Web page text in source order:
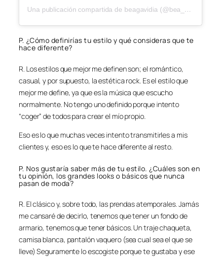
Una publicación compartida de beagavidia (@bea_personalshopper)
P. ¿Cómo definirías tu estilo y qué consideras que te
hace diferente?
R. Los estilos que mejor me definen son; el romántico,
casual, y por supuesto, la estética rock. Es el estilo que
mejor me define, ya que es la música que escucho
normalmente. No tengo uno definido porque intento
“coger” de todos para crear el mío propio.
Eso es lo que muchas veces intento transmitirles a mis
clientes y, eso es lo que te hace diferente al resto.
P. Nos gustaría saber más de tu estilo. ¿Cuáles son en
tu opinión, los grandes looks o básicos que nunca
pasan de moda?
R. El clásico y, sobre todo, las prendas atemporales. Jamás
me cansaré de decirlo, tenemos que tener un fondo de
armario, tenemos que tener básicos. Un traje chaqueta,
camisa blanca, pantalón vaquero (sea cual sea el que se
lleve) Seguramente lo escogiste porque te gustaba y ese